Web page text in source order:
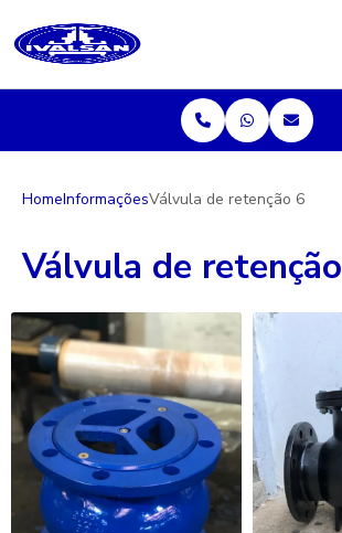
HomeInformaçõesVálvula de retenção 6
Válvula de